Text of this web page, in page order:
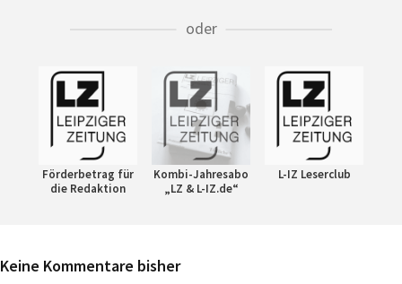
oder
Förderbetrag für
die Redaktion
Kombi-Jahresabo
„LZ & L-IZ.de“
L-IZ Leserclub
Keine Kommentare bisher